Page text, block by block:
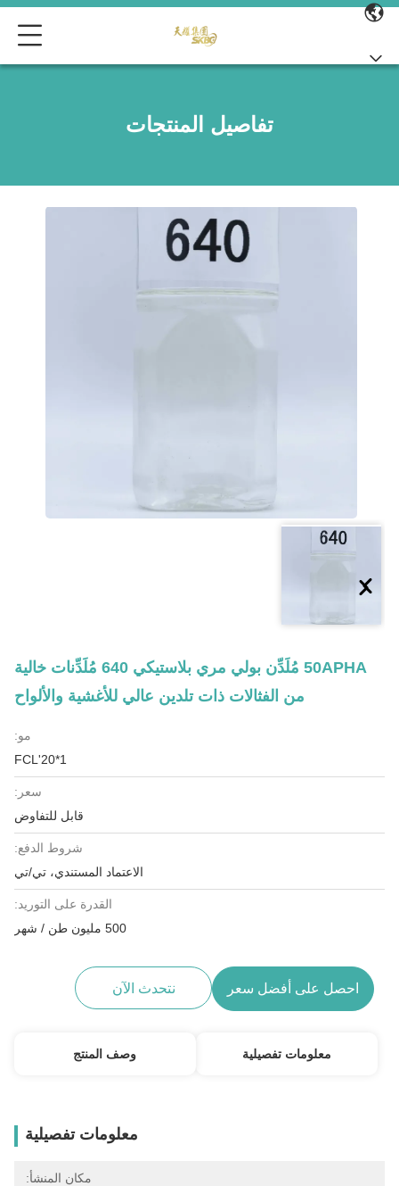
تفاصيل المنتجات
50APHA مُلَدِّن بولي مري بلاستيكي 640 مُلَدِّنات خالية
من الفثالات ذات تلدين عالي للأغشية والألواح
مو:
1*20'FCL
سعر:
قابل للتفاوض
شروط الدفع:
الاعتماد المستندي، تي/تي
القدرة على التوريد:
500 مليون طن / شهر
احصل على أفضل سعر نتحدث الآن
معلومات تفصيلية وصف المنتج
معلومات تفصيلية
مكان المنشأ: